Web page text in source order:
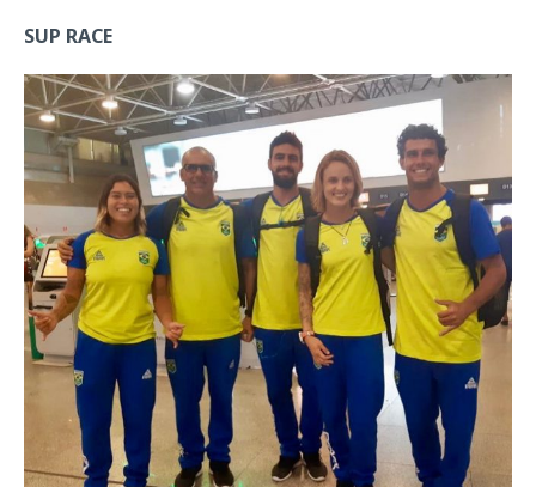
SUP RACE